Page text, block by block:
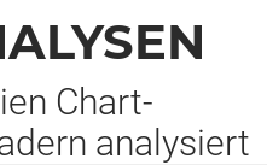
Chart-
analysiert